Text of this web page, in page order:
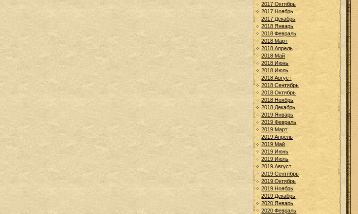
2017 Октябрь
2017 Ноябрь
2017 Декабрь
2018 Январь
2018 Февраль
2018 Март
2018 Апрель
2018 Май
2018 Июнь
2018 Июль
2018 Август
2018 Сентябрь
2018 Октябрь
2018 Ноябрь
2018 Декабрь
2019 Январь
2019 Февраль
2019 Март
2019 Апрель
2019 Май
2019 Июнь
2019 Июль
2019 Август
2019 Сентябрь
2019 Октябрь
2019 Ноябрь
2019 Декабрь
2020 Январь
2020 Февраль